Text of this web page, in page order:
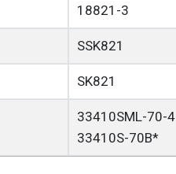
18821-3
SSK821
SK821
33410SML-70-4
33410S-70B*